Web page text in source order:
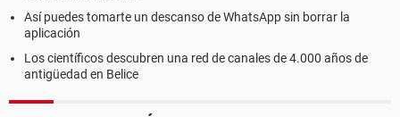
Así puedes tomarte un descanso de WhatsApp sin borrar la
aplicación
Los científicos descubren una red de canales de 4.000 años de
antigüedad en Belice